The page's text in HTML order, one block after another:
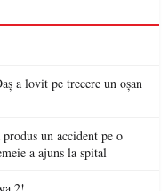
a lovit pe trecere un oșan
un accident pe o
a ajuns la spital